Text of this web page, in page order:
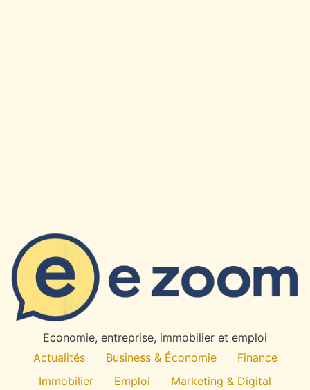
Economie, entreprise, immobilier et emploi
Actualités
Business & Économie
Finance
Immobilier
Emploi Marketing & Digital
✉
Restez Informe
Recevez nos derniers articles et actualites directement
dans votre boite mail.
Desabonnement a tout moment. Pas de spam.